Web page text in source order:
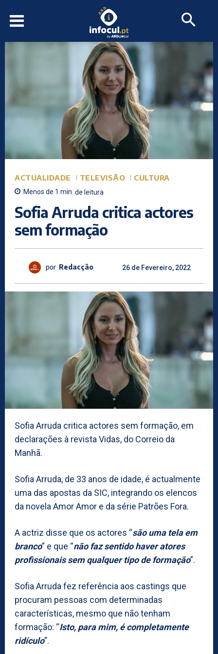
ACTUALIDADE TELEVISÃO CULTURA
Menos de 1 min. de leitura
Sofia Arruda critica actores
sem formação
por Redacção 26 de Fevereiro, 2022
Sofia Arruda critica actores sem formação, em
declarações à revista Vidas, do Correio da
Manhã.
Sofia Arruda, de 33 anos de idade, é actualmente
uma das apostas da SIC, integrando os elencos
da novela Amor Amor e da série Patrões Fora.
A actriz disse que os actores “são uma tela em
branco” e que “não faz sentido haver atores
profissionais sem qualquer tipo de formação”.
Sofia Arruda fez referência aos castings que
procuram pessoas com determinadas
características, mesmo que não tenham
formação: “Isto, para mim, é completamente
ridículo”.